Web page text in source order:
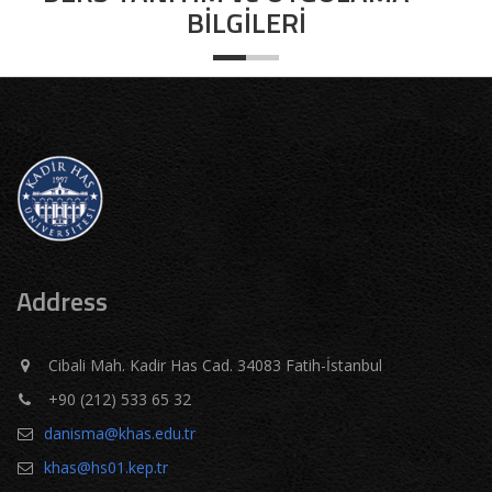
BİLGİLERİ
Address
Cibali Mah. Kadir Has Cad. 34083 Fatih-İstanbul
+90 (212) 533 65 32
danisma@khas.edu.tr
khas@hs01.kep.tr